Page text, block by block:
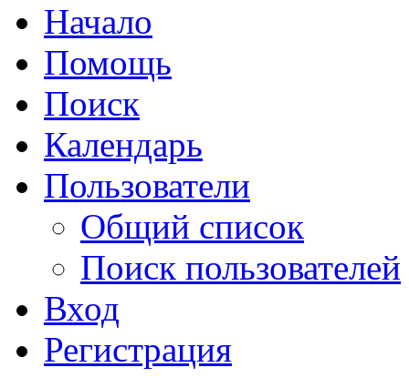
Начало
Помощь
Поиск
Календарь
Пользователи
Общий список
Поиск пользователей
Вход
Регистрация